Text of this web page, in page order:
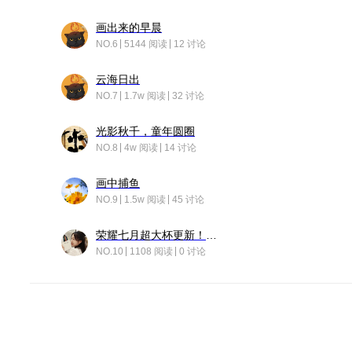
画出来的早晨
NO.6 5144 阅读 12 讨论
云海日出
NO.7 1.7w 阅读 32 讨论
光影秋千，童年圆圈
NO.8 4w 阅读 14 讨论
画中捕鱼
NO.9 1.5w 阅读 45 讨论
NO.10 1108 阅读 0 讨论